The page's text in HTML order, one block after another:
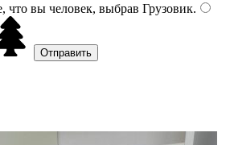
что вы человек, выбрав Грузовик.